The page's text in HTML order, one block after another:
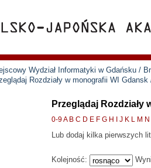
Wydział Informatyki w Gdańsku /
Rozdziały w monografii WI
Przeglądaj Rozdziały
0-9A B C D E F G H J K L M N
Lub dodaj kilka pierwszych
Kolejność: